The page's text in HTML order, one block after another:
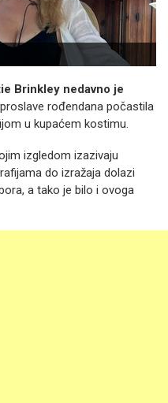
Brinkley nedavno je
rođendana počastila
u kupaćem kostimu.
izgledom izazivaju
do izražaja dolazi
a tako je bilo i ovoga